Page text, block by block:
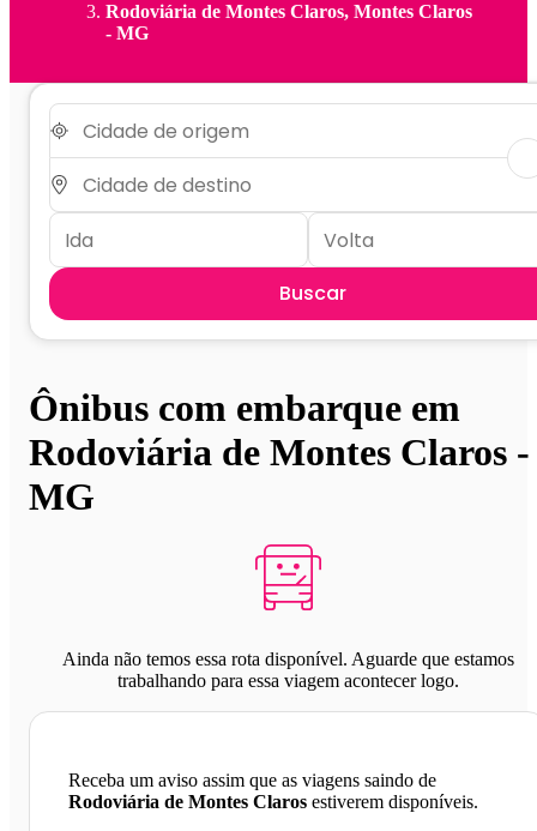
Rodoviária de Montes Claros, Montes Claros
- MG
Buscar
Ônibus com embarque em
Rodoviária de Montes Claros -
MG
Ainda não temos essa rota disponível. Aguarde que estamos
trabalhando para essa viagem acontecer logo.
Receba um aviso assim que as viagens saindo de
Rodoviária de Montes Claros estiverem disponíveis.